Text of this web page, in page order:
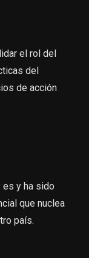
el rol del
del
de acción
es y ha sido
que nuclea
país.